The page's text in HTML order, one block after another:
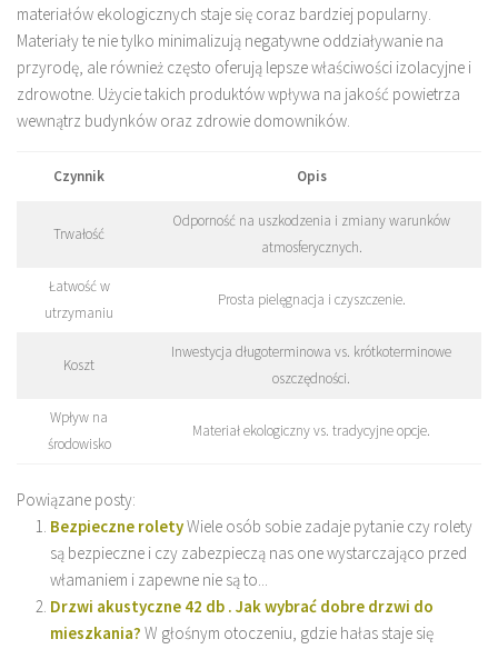
materiałów ekologicznych staje się coraz bardziej popularny.
Materiały te nie tylko minimalizują negatywne oddziaływanie na
przyrodę, ale również często oferują lepsze właściwości izolacyjne i
zdrowotne. Użycie takich produktów wpływa na jakość powietrza
wewnątrz budynków oraz zdrowie domowników.
Czynnik Opis
Trwałość
Odporność na uszkodzenia i zmiany warunków
atmosferycznych.
Łatwość w
utrzymaniu
Prosta pielęgnacja i czyszczenie.
Koszt
Inwestycja długoterminowa vs. krótkoterminowe
oszczędności.
Wpływ na
środowisko
Materiał ekologiczny vs. tradycyjne opcje.
Powiązane posty:
Bezpieczne roletyWiele osób sobie zadaje pytanie czy rolety
są bezpieczne i czy zabezpieczą nas one wystarczająco przed
włamaniem i zapewne nie są to...
Drzwi akustyczne 42 db . Jak wybrać dobre drzwi do
mieszkania? W głośnym otoczeniu, gdzie hałas staje się